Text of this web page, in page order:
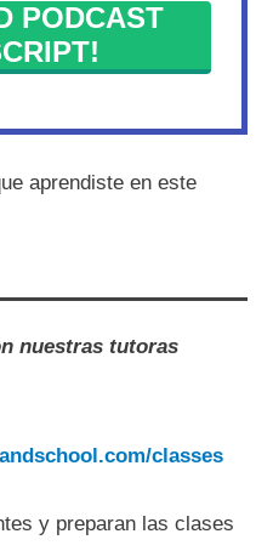
PODCAST
aprendiste en este
nuestras tutoras
classes
y preparan las clases